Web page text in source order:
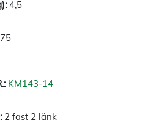
4,5
75
KM143-14
2 fast 2 länk